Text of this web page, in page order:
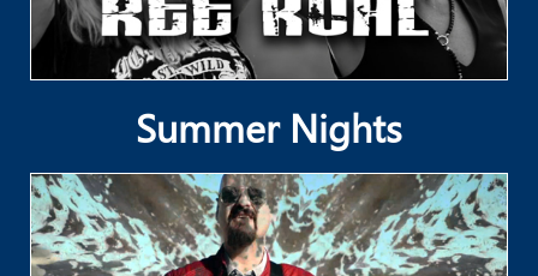
Summer Nights